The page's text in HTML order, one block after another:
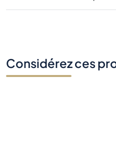
Considérez ces